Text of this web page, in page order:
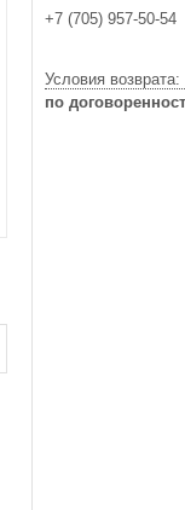
+7 (705) 957-50-54
по